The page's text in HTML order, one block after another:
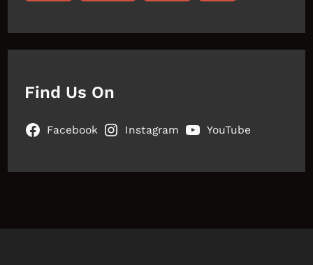
Find Us On
Facebook Instagram YouTube